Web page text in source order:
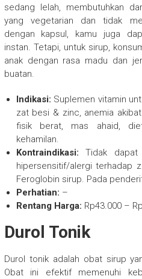
sedang lelah, membutuhkan
yang vegetarian dan tidak
dengan kapsul, kamu juga
instan. Tetapi, untuk sirup,
anak dengan rasa madu dan
buatan.
Indikasi: Suplemen vitamin
zat besi & zinc, anemia
fisik berat, mas ahaid,
kehamilan.
Kontraindikasi: Tidak dapat
hipersensitif/alergi terhadap
Feroglobin sirup. Pada
Perhatian: –
Rentang Harga: Rp43.000 –
Durol Tonik
Durol tonik adalah obat sirup
Obat ini efektif memenuhi